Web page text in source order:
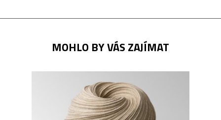
MOHLO BY VÁS ZAJÍMAT